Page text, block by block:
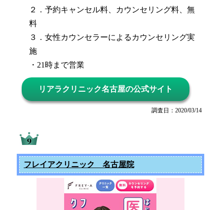
２．予約キャンセル料、カウンセリング料、無
料
３．女性カウンセラーによるカウンセリング実
施
・21時まで営業
リアラクリニック名古屋の公式サイト
調査日：2020/03/14
フレイアクリニック 名古屋院